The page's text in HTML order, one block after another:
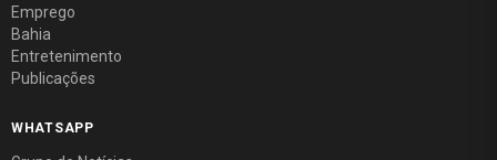
Emprego
Bahia
Entretenimento
Publicações
WHATSAPP